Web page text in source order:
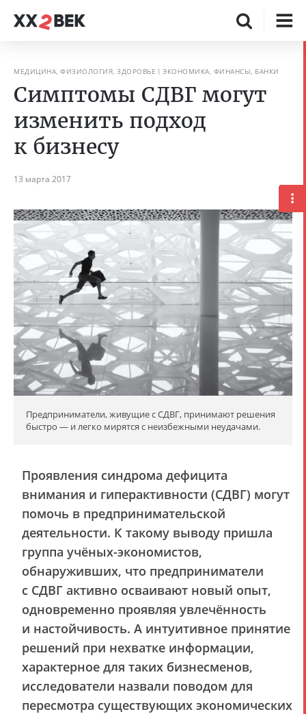
МЕДИЦИНА, ФИЗИОЛОГИЯ, ЗДОРОВЬЕ ЭКОНОМИКА, ФИНАНСЫ, БАНКИ
Симптомы СДВГ могут
изменить подход
к бизнесу
13 марта 2017
Предприниматели, живущие с СДВГ, принимают решения
быстро — и легко мирятся с неизбежными неудачами.
Проявления синдрома дефицита
внимания и гиперактивности (СДВГ) могут
помочь в предпринимательской
деятельности. К такому выводу пришла
группа учёных-экономистов,
обнаруживших, что предприниматели
с СДВГ активно осваивают новый опыт,
одновременно проявляя увлечённость
и настойчивость. А интуитивное принятие
решений при нехватке информации,
характерное для таких бизнесменов,
исследователи назвали поводом для
пересмотра существующих экономических